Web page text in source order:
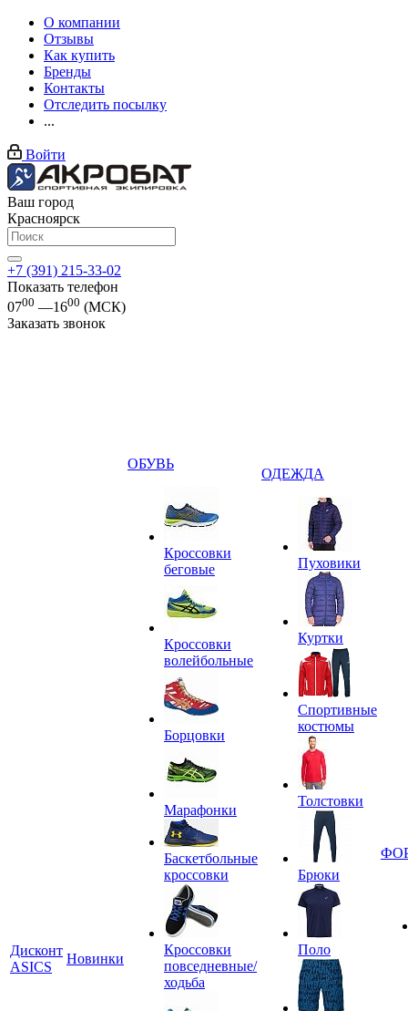
О компании
Отзывы
Как купить
Бренды
Контакты
Отследить посылку
...
Войти
Ваш город
Красноярск
+7 (391) 215-33-02
Показать телефон
0700 —1600 (МСК)
Заказать звонок
Дисконт
ASICS
Новинки
ОБУВЬ
Кроссовки
беговые
Кроссовки
волейбольные
Борцовки
Марафонки
Баскетбольные
кроссовки
Кроссовки
повседневные/
ходьба
ОДЕЖДА
Пуховики
Куртки
Спортивные
костюмы
Толстовки
Брюки
Поло